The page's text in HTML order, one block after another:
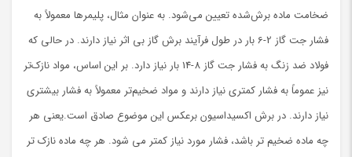
ضخامت ماده برش‌شده تعیین می‌شود. به عنوان مثال، پلیمرها معمولاً به
فشار جت گاز 2-6 بار در طول فرآیند برش گاز بی اثر نیاز دارند. در حالی که
فولاد ضد زنگ به فشار جت گاز 8-14 بار نیاز دارد. بر این اساس، مواد نازک‌تر
نیز عموماً به فشار کمتری نیاز دارند و مواد ضخیم‌تر معمولاً به فشار بیشتری
نیاز دارند. در برش اکسیداسیون برعکس این موضوع صادق است.یعنی هر
چه ماده ضخیم تر باشد، فشار مورد نیاز کمتر می شود. هر چه ماده نازک تر